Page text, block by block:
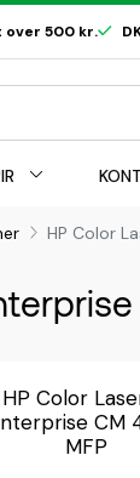
over 500 kr.
HP Color
HP Color
CM
MFP